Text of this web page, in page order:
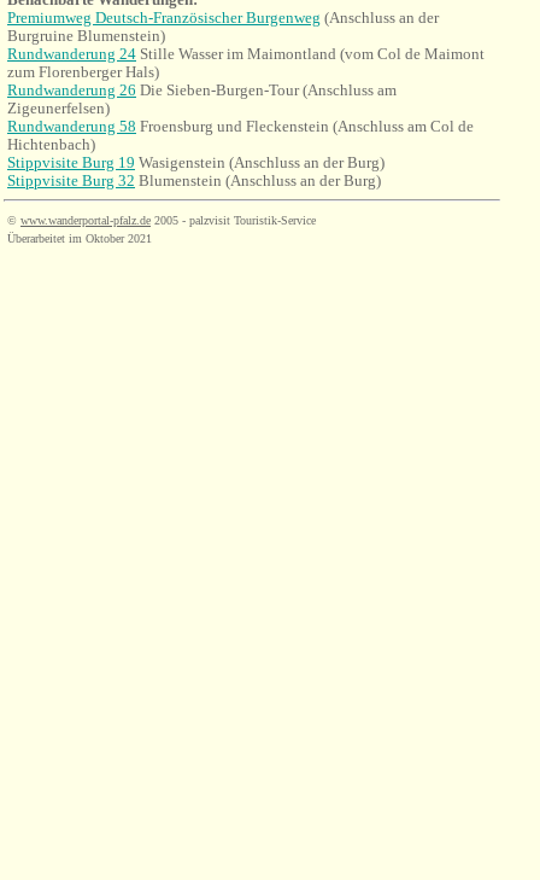
Premiumweg Deutsch-Französischer Burgenweg (Anschluss an der
Burgruine Blumenstein)
Rundwanderung 24 Stille Wasser im Maimontland (vom Col de Maimont
zum Florenberger Hals)
Rundwanderung 26 Die Sieben-Burgen-Tour (Anschluss am
Zigeunerfelsen)
Rundwanderung 58 Froensburg und Fleckenstein (Anschluss am Col de
Hichtenbach)
Stippvisite Burg 19 Wasigenstein (Anschluss an der Burg)
Stippvisite Burg 32 Blumenstein (Anschluss an der Burg)
© www.wanderportal-pfalz.de 2005 - palzvisit Touristik-Service
Überarbeitet im Oktober 2021